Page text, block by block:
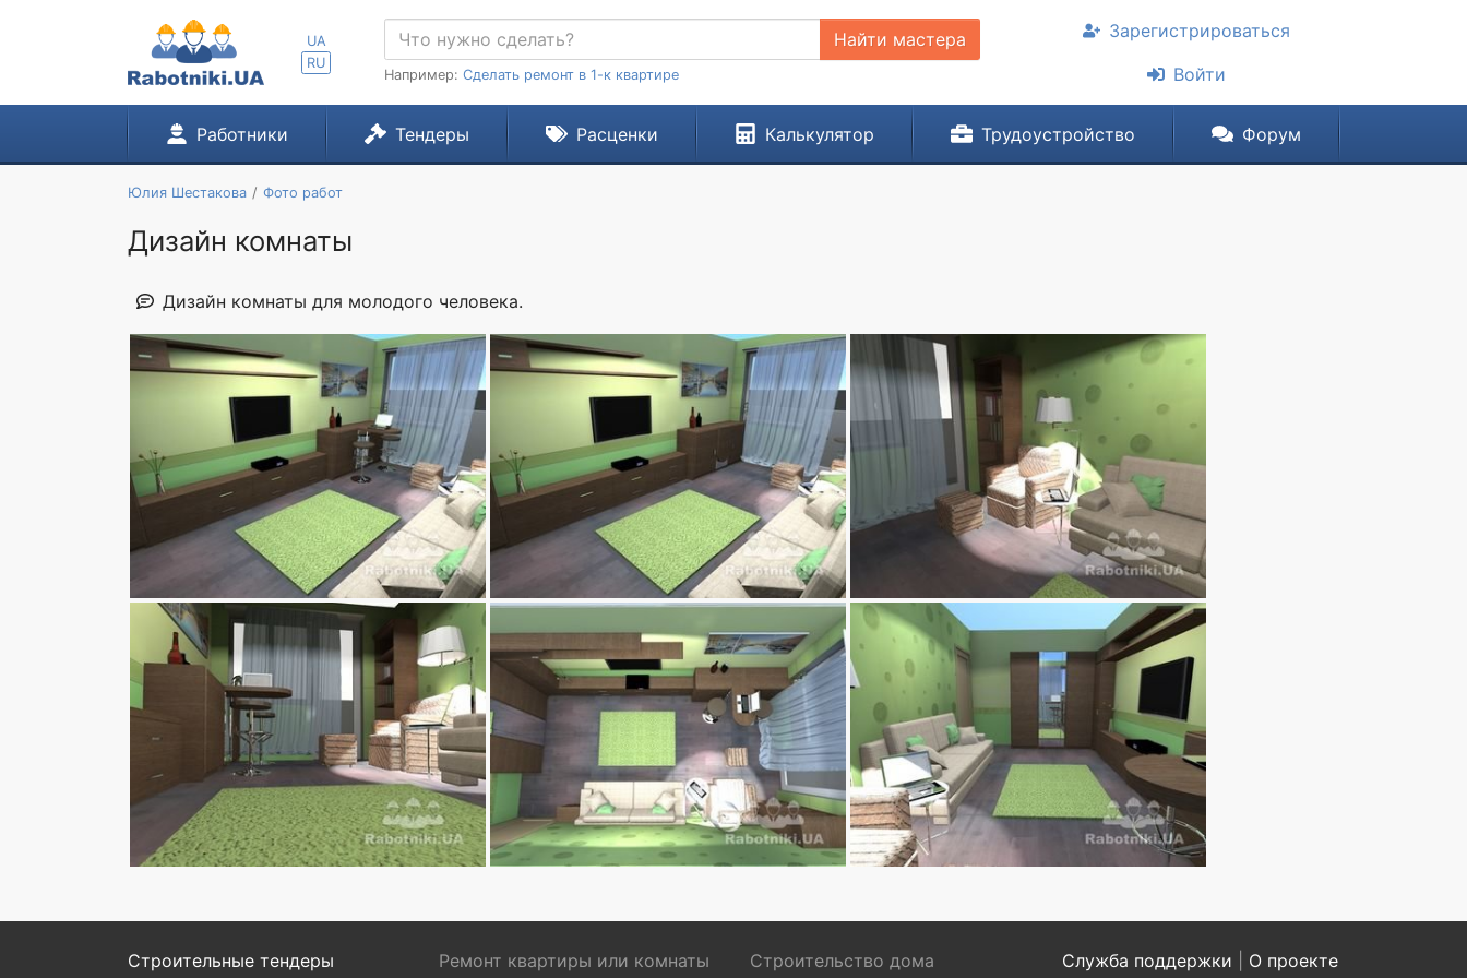
UA
RU
Найти мастера
Например: Сделать ремонт в 1-к квартире
Зарегистрироваться
Войти
Работники Тендеры Расценки Калькулятор Трудоустройство Форум
Юлия Шестакова Фото работ
Дизайн комнаты
Дизайн комнаты для молодого человека.
Строительные тендеры
Ремонт квартиры или комнаты
Строительство дома
Служба поддержки О проекте